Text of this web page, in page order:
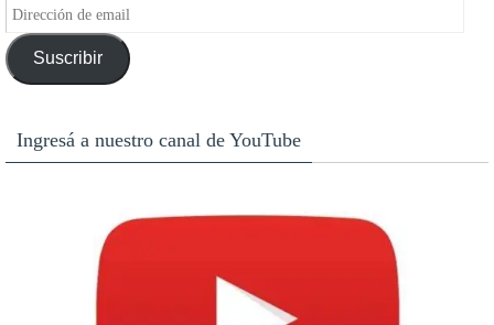
Dirección
de
emailSuscribir
Ingresá a nuestro canal de YouTube